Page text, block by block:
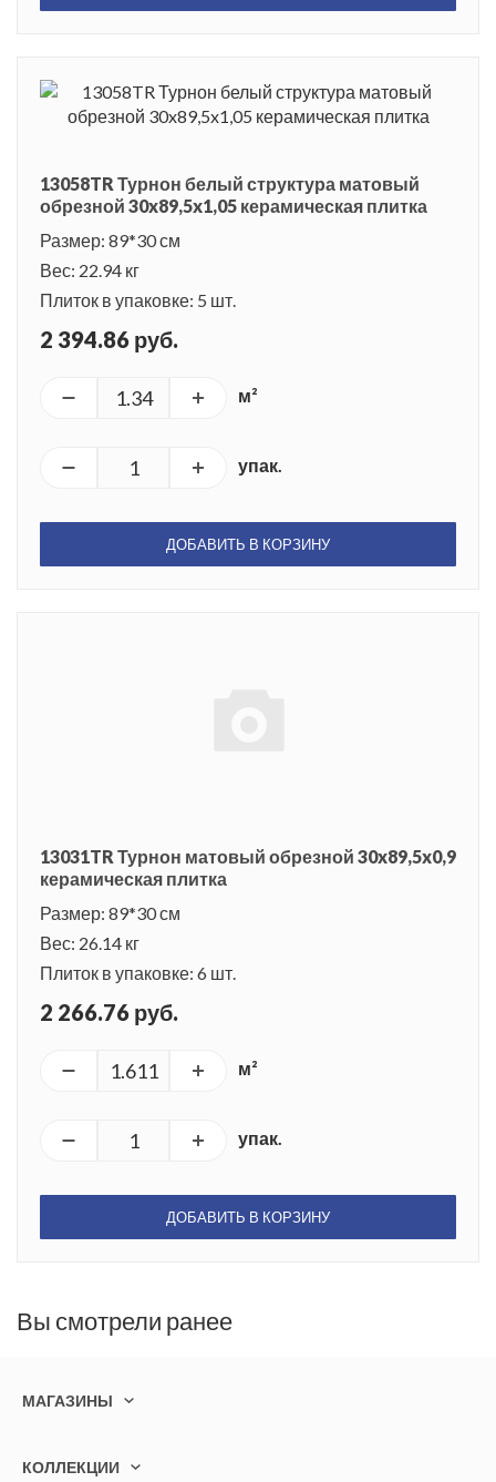
13058TR Турнон белый структура матовый
обрезной 30x89,5x1,05 керамическая плитка
Размер: 89*30 см
Вес: 22.94 кг
Плиток в упаковке: 5 шт.
2 394.86 руб.
м²
упак.
ДОБАВИТЬ В КОРЗИНУ
13031TR Турнон матовый обрезной 30x89,5x0,9
керамическая плитка
Размер: 89*30 см
Вес: 26.14 кг
Плиток в упаковке: 6 шт.
2 266.76 руб.
м²
упак.
ДОБАВИТЬ В КОРЗИНУ
Вы смотрели ранее
МАГАЗИНЫ
КОЛЛЕКЦИИ